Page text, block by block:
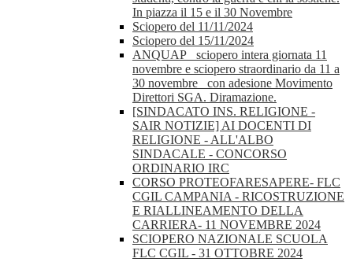
In piazza il 15 e il 30 Novembre
Sciopero del 11/11/2024
Sciopero del 15/11/2024
ANQUAP_ sciopero intera giornata 11
novembre e sciopero straordinario da 11 a
30 novembre_ con adesione Movimento
Direttori SGA. Diramazione.
[SINDACATO INS. RELIGIONE -
SAIR NOTIZIE] AI DOCENTI DI
RELIGIONE - ALL'ALBO
SINDACALE - CONCORSO
ORDINARIO IRC
CORSO PROTEOFARESAPERE- FLC
CGIL CAMPANIA - RICOSTRUZIONE
E RIALLINEAMENTO DELLA
CARRIERA- 11 NOVEMBRE 2024
SCIOPERO NAZIONALE SCUOLA
FLC CGIL - 31 OTTOBRE 2024